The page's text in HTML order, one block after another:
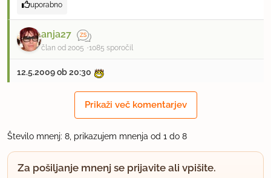
uporabno
anja27
član od 2005 1085 sporočil
12.5.2009 ob 20:30
Mmmm... gre pri nas zelo dobro v promet, sicer po
malce drugačnem receptu. Bom poskusila s
sirupom, sliši se odlično.
uporabno
Prikaži več komentarjev
Število mnenj: 8, prikazujem mnenja od 1 do 8
Za pošiljanje mnenj se prijavite ali vpišite.